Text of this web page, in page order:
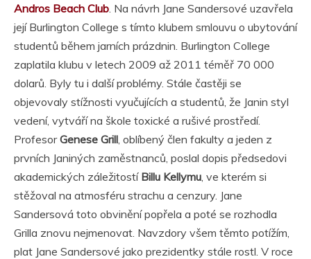
Andros Beach Club . Na návrh Jane Sandersové uzavřela
její Burlington College s tímto klubem smlouvu o ubytování
studentů během jarních prázdnin. Burlington College
zaplatila klubu v letech 2009 až 2011 téměř 70 000
dolarů. Byly tu i další problémy. Stále častěji se
objevovaly stížnosti vyučujících a studentů, že Janin styl
vedení, vytváří na škole toxické a rušivé prostředí.
ProfesorGenese Grill , oblíbený člen fakulty a jeden z
prvních Janiných zaměstnanců, poslal dopis předsedovi
akademických záležitostí Billu Kellymu , ve kterém si
stěžoval na atmosféru strachu a cenzury. Jane
Sandersová toto obvinění popřela a poté se rozhodla
Grilla znovu nejmenovat. Navzdory všem těmto potížím,
plat Jane Sandersové jako prezidentky stále rostl. V roce